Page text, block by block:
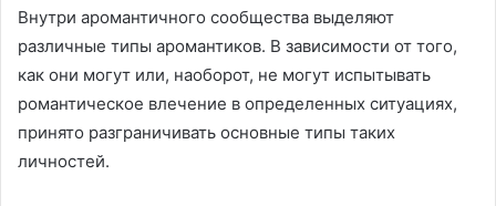
Внутри аромантичного сообщества выделяют
различные типы аромантиков. В зависимости от того,
как они могут или, наоборот, не могут испытывать
романтическое влечение в определенных ситуациях,
принято разграничивать основные типы таких
личностей.